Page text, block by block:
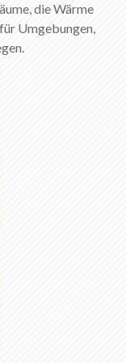
die Wärme
Umgebungen,